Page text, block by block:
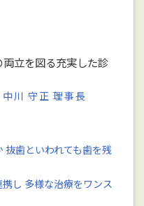
立を図る充実した診
川 守正 理事長
抜歯といわれても歯を残
し 多様な治療をワンス